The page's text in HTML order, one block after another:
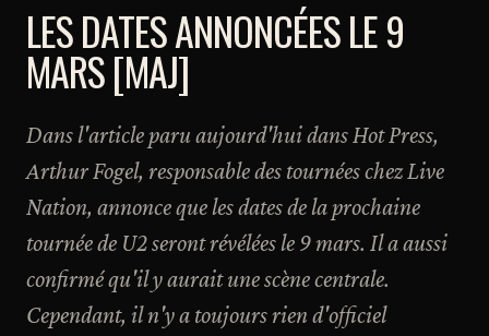
LES DATES ANNONCÉES LE 9
MARS [MAJ]
Dans l'article paru aujourd'hui dans Hot Press,
Arthur Fogel, responsable des tournées chez Live
Nation, annonce que les dates de la prochaine
tournée de U2 seront révélées le 9 mars. Il a aussi
confirmé qu'il y aurait une scène centrale.
Cependant, il n'y a toujours rien d'officiel